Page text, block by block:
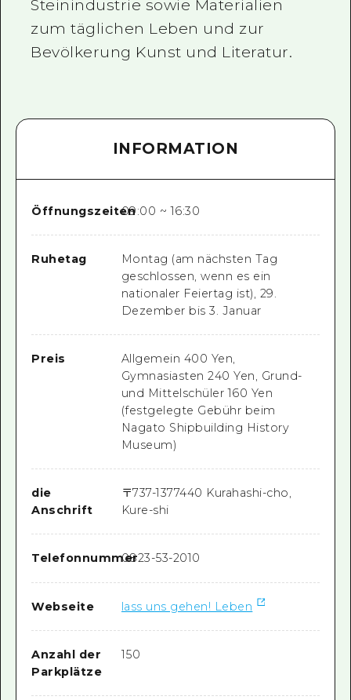
Steinindustrie sowie Materialien
zum täglichen Leben und zur
Bevölkerung Kunst und Literatur.
INFORMATION
Öffnungszeiten09:00 ~ 16:30
Ruhetag
Montag (am nächsten Tag
geschlossen, wenn es ein
nationaler Feiertag ist), 29.
Dezember bis 3. Januar
Preis
Allgemein 400 Yen,
Gymnasiasten 240 Yen, Grund-
und Mittelschüler 160 Yen
(festgelegte Gebühr beim
Nagato Shipbuilding History
Museum)
die
Anschrift
〒737-1377440 Kurahashi-cho,
Kure-shi
Telefonnummer0823-53-2010
Webseite lass uns gehen! Leben
Anzahl der
Parkplätze
150